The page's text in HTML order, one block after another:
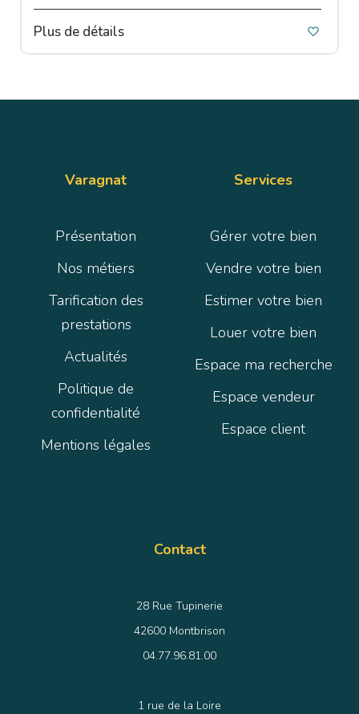
Plus de détails
Varagnat
Présentation
Nos métiers
Tarification des
prestations
Actualités
Politique de
confidentialité
Mentions légales
Services
Gérer votre bien
Vendre votre bien
Estimer votre bien
Louer votre bien
Espace ma recherche
Espace vendeur
Espace client
Contact
28 Rue Tupinerie
42600 Montbrison
04.77.96.81.00
1 rue de la Loire